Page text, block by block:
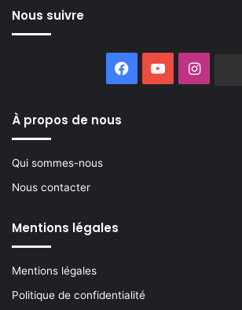
Nous suivre
Facebook
YouTube
À propos de nous
Qui sommes-nous
Nous contacter
Mentions légales
Mentions légales
Politique de confidentialité